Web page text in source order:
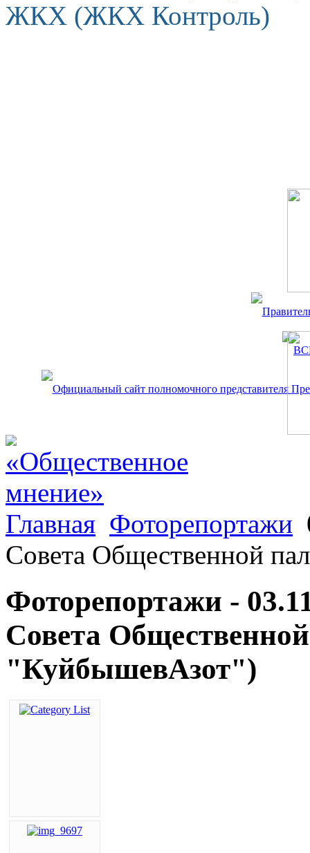
ЖКХ (ЖКХ Контроль)
Главная Фоторепортажи
Совета Общественной
Фоторепортажи -
Совета
"КуйбышевАзот")